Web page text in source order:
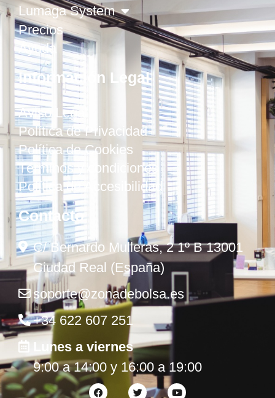
Lumaga System
Precios
Ayuda
Información Legal
Aviso Legal
Política de Privacidad
Política de Cookies
Términos y condiciones
Política de Accesibilidad
Contacto
C/ Bernardo Mulleras, 2 1º B 13001
Ciudad Real (España)
soporte@zonadebolsa.es
+34 622 607 251
Lunes a viernes
9:00 a 14:00 y 16:00 a 19:00